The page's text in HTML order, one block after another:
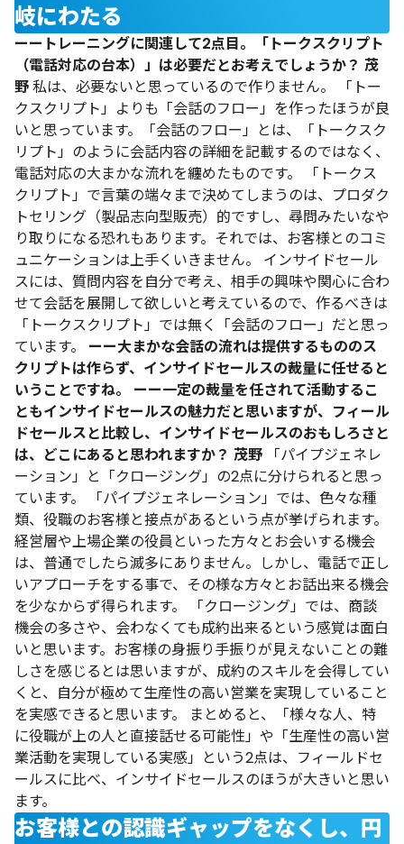
岐にわたる
ーートレーニングに関連して2点目。「トークスクリプト
（電話対応の台本）」は必要だとお考えでしょうか？ 茂
野私は、必要ないと思っているので作りません。
「トー
クスクリプト」よりも「会話のフロー」を作ったほうが良
いと思っています。「会話のフロー」とは、「トークスク
リプト」のように会話内容の詳細を記載するのではなく、
電話対応の大まかな流れを纏めたものです。
「トークス
クリプト」で言葉の端々まで決めてしまうのは、プロダク
トセリング（製品志向型販売）的ですし、尋問みたいなや
り取りになる恐れもあります。それでは、お客様とのコミ
ュニケーションは上手くいきません。
インサイドセール
スには、質問内容を自分で考え、相手の興味や関心に合わ
せて会話を展開して欲しいと考えているので、作るべきは
「トークスクリプト」では無く「会話のフロー」だと思っ
ています。
ーー大まかな会話の流れは提供するもののス
クリプトは作らず、インサイドセールスの裁量に任せると
いうことですね。
ーー一定の裁量を任されて活動するこ
ともインサイドセールスの魅力だと思いますが、フィール
ドセールスと比較し、インサイドセールスのおもしろさと
は、どこにあると思われますか？ 茂野
「パイプジェネレ
ーション」と「クロージング」の2点に分けられると思っ
ています。
「パイプジェネレーション」では、色々な種
類、役職のお客様と接点があるという点が挙げられます。
経営層や上場企業の役員といった方々とお会いする機会
は、普通でしたら滅多にありません。しかし、電話で正し
いアプローチをする事で、その様な方々とお話出来る機会
を少なからず得られます。
「クロージング」では、商談
機会の多さや、会わなくても成約出来るという感覚は面白
いと思います。お客様の身振り手振りが見えないことの難
しさを感じるとは思いますが、成約のスキルを会得してい
くと、自分が極めて生産性の高い営業を実現していること
を実感できると思います。
まとめると、「様々な人、特
に役職が上の人と直接話せる可能性」や「生産性の高い営
業活動を実現している実感」という2点は、フィールドセ
ールスに比べ、インサイドセールスのほうが大きいと思い
ます。
お客様との認識ギャップをなくし、円